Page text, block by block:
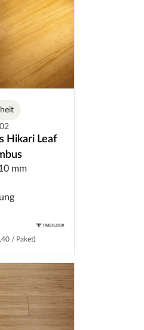
Hikari Leaf
mm
/ Paket)